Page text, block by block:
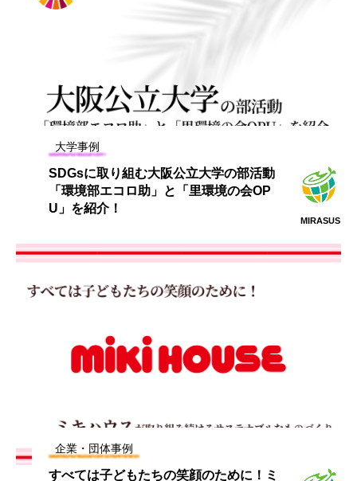
大学事例
SDGsに取り組む大阪公立大学の部活動
「環境部エコロ助」と「里環境の会OP
U」を紹介！
MIRASUS
企業・団体事例
すべては子どもたちの笑顔のために！ミ